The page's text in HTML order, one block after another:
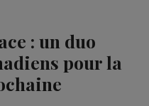
: un duo
pour la